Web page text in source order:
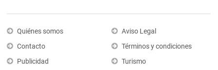
Quiénes somos
Contacto
Publicidad
Aviso Legal
Términos y condiciones
Turismo